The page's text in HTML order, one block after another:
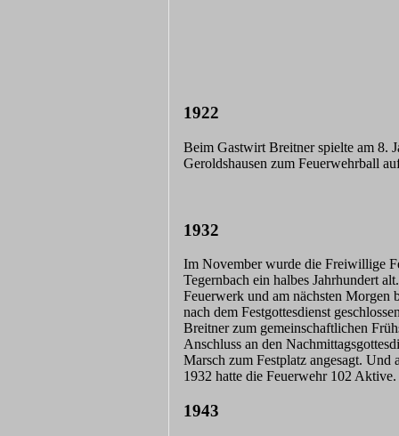
1922
Beim Gastwirt Breitner spielte am 8.
Geroldshausen zum Feuerwehrball
1932
Im November wurde die Freiwillige
Tegernbach ein halbes Jahrhundert
Feuerwerk und am nächsten Morgen
nach dem Festgottesdienst
Breitner zum gemeinschaftlichen
Anschluss an den
Marsch zum Festplatz angesagt. Und
1932 hatte die Feuerwehr 102
1943